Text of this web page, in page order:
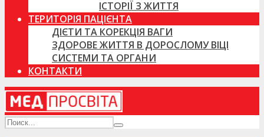
ІСТОРІЇ З ЖИТТЯ
ТЕРИТОРІЯ ПАЦІЄНТА
ДІЄТИ ТА КОРЕКЦІЯ ВАГИ
ЗДОРОВЕ ЖИТТЯ В ДОРОСЛОМУ ВІЦІ
СИСТЕМИ ТА ОРГАНИ
КОНТАКТИ